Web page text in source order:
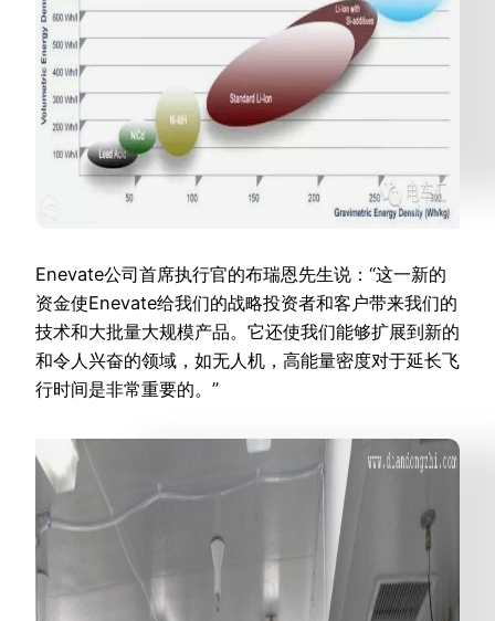
Enevate公司首席执行官的布瑞恩先生说：“这一新的
资金使Enevate给我们的战略投资者和客户带来我们的
技术和大批量大规模产品。它还使我们能够扩展到新的
和令人兴奋的领域，如无人机，高能量密度对于延长飞
行时间是非常重要的。”